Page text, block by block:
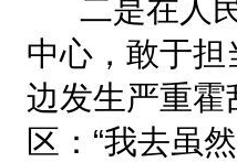
二是在人民
中心，敢于
边发生严重
区：“我去虽